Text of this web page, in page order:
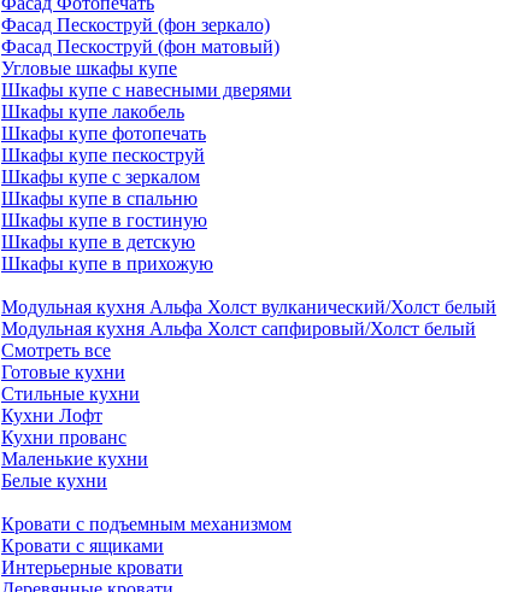
Фасад Пескоструй (фон зеркало)
Фасад Пескоструй (фон матовый)
Угловые шкафы купе
Шкафы купе с навесными дверями
Шкафы купе лакобель
Шкафы купе фотопечать
Шкафы купе пескоструй
Шкафы купе с зеркалом
Шкафы купе в спальню
Шкафы купе в гостиную
Шкафы купе в детскую
Шкафы купе в прихожую
Модульная кухня Альфа Холст вулканический/Холст белый
Модульная кухня Альфа Холст сапфировый/Холст белый
Смотреть все
Готовые кухни
Стильные кухни
Кухни Лофт
Кухни прованс
Маленькие кухни
Белые кухни
Кровати с подъемным механизмом
Кровати с ящиками
Интерьерные кровати